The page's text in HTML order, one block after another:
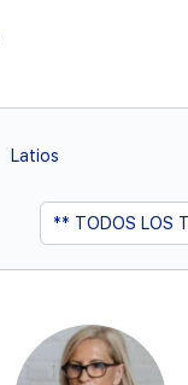
Latios
Mostrar: